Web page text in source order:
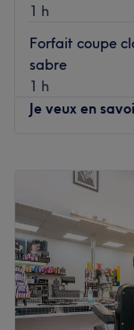
1 h
Forfait coupe
sabre
1 h
Je veux en
Mardi
Jeudi
Vendredi
Samedi
Dimanche